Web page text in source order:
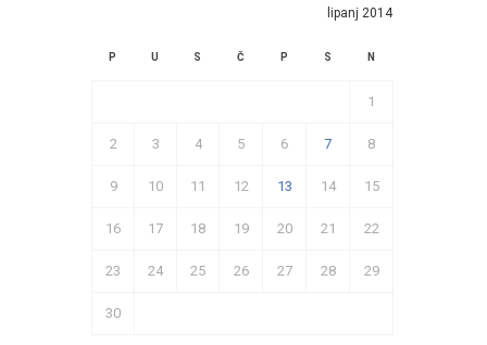
lipanj 2014
P U S Č P S N
1
2 3 4 5 6 7 8
9 10 11 12 13 14 15
16 17 18 19 20 21 22
23 24 25 26 27 28 29
30